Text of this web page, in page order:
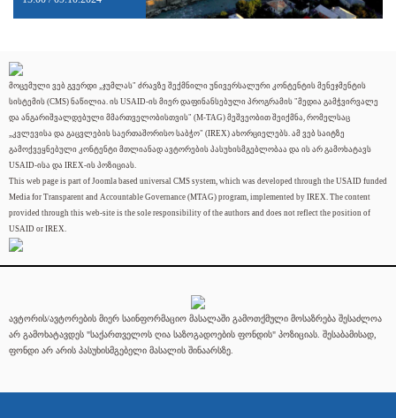
მოცემული ვებ გვერდი „ჯუმლას" ძრავზე შექმნილი უნივერსალური კონტენტის მენეჯმენტის
სისტემის (CMS) ნაწილია. ის USAID-ის მიერ დაფინანსებული პროგრამის "მედია გამჭვირვალე
და ანგარიშვალდებული მმართველობისთვის" (M-TAG) მეშვეობით შეიქმნა, რომელსაც
„კვლევისა და გაცვლების საერთაშორისო საბჭო" (IREX) ახორციელებს. ამ ვებ საიტზე
გამოქვეყნებული კონტენტი მთლიანად ავტორების პასუხისმგებლობაა და ის არ გამოხატავს
USAID-ისა და IREX-ის პოზიციას.
This web page is part of Joomla based universal CMS system, which was developed through the USAID funded
Media for Transparent and Accountable Governance (MTAG) program, implemented by IREX. The content
provided through this web-site is the sole responsibility of the authors and does not reflect the position of
USAID or IREX.
ავტორის/ავტორების მიერ საინფორმაციო მასალაში გამოთქმული მოსაზრება შესაძლოა
არ გამოხატავდეს "საქართველოს ღია საზოგადოების ფონდის" პოზიციას. შესაბამისად,
ფონდი არ არის პასუხისმგებელი მასალის შინაარსზე.